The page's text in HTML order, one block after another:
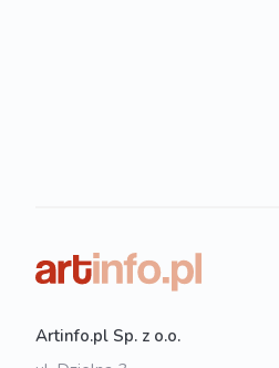
Artinfo.pl Sp. z o.o.